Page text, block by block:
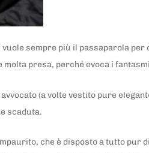
sempre più il passaparola
presa, perché evoca i
(a volte vestito pure
scaduta.
che è disposto a tutto pur